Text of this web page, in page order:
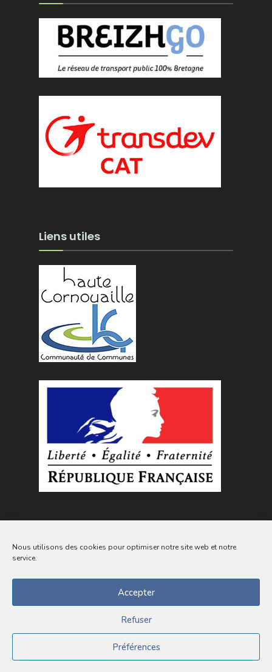
Nous utilisons des cookies pour optimiser notre site web et notre
service.
Accepter
Refuser
Préférences
Liens utiles
Suivez l'actualité de la commune sur les
© Commune de Landeleau -Mentions légales